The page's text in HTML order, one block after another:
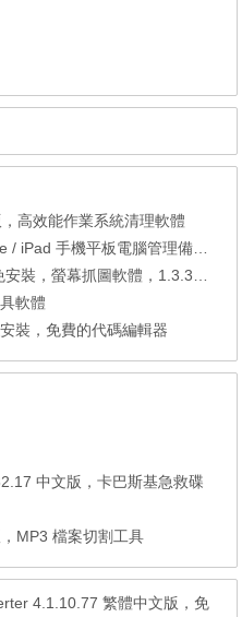
高效能作業系統清理軟體
手機平板電腦管理備份還原軟體
螢幕抓圖軟體，1.3.315 安裝版
軟體
裝，免費的代碼編輯器
中文版，卡巴斯基急救碟
MP3 檔案切割工具
4.1.10.77 繁體中文版，免